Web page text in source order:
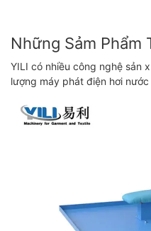
Những Sảm Phẩm
YILI có nhiều công nghệ sản
lượng máy phát điện hơi